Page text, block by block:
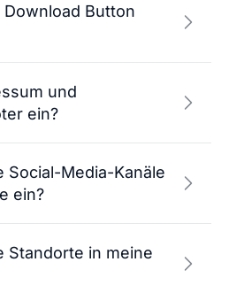
Button
und
ein?
Social-Media-Kanäle
ein?
Standorte in meine